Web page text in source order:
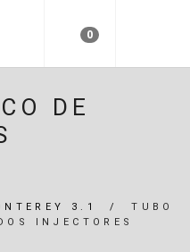
0
DE
3.1 /TUBO
INJECTORES